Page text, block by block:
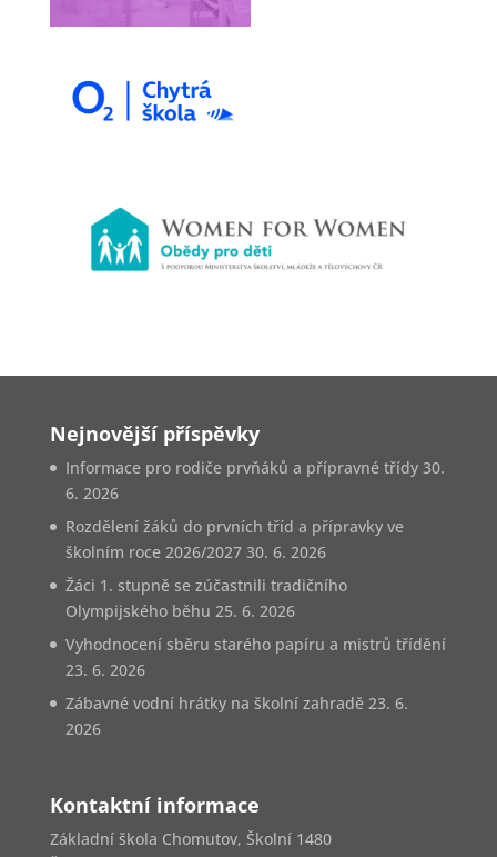
Nejnovější příspěvky
Informace pro rodiče prvňáků a přípravné třídy 30.
6. 2026
Rozdělení žáků do prvních tříd a přípravky ve
školním roce 2026/2027 30. 6. 2026
Žáci 1. stupně se zúčastnili tradičního
Olympijského běhu 25. 6. 2026
Vyhodnocení sběru starého papíru a mistrů třídění
23. 6. 2026
Zábavné vodní hrátky na školní zahradě 23. 6.
2026
Kontaktní informace
Základní škola Chomutov, Školní 1480